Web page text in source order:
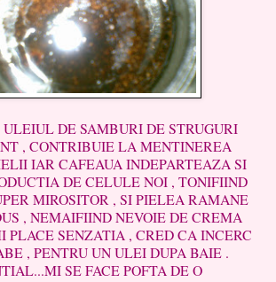
DE STRUGURI
, CONTRIBUIE LA MENTINEREA
IAR CAFEAUA INDEPARTEAZA SI
DE CELULE NOI , TONIFIIND
MIROSITOR , SI PIELEA RAMANE
, NEMAIFIIND NEVOIE DE CREMA
SENZATIA , CRED CA INCERC
, PENTRU UN ULEI DUPA BAIE .
SE FACE POFTA DE O